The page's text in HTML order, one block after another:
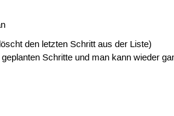
den letzten Schritt aus der Liste)
Schritte und man kann wieder